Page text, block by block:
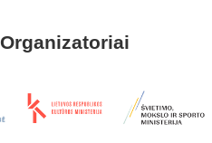
Organizatoriai